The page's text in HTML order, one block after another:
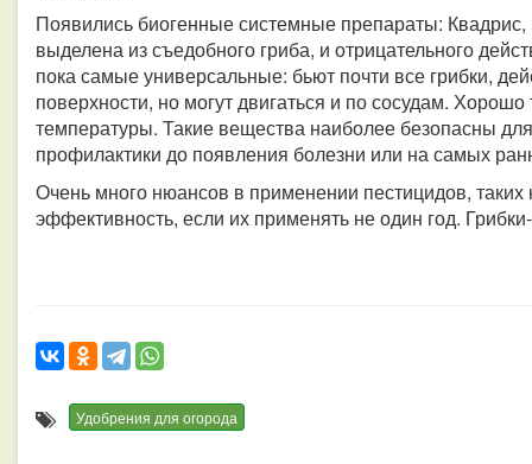
Появились биогенные системные препараты:
выделена из съедобного гриба, и отрицательного
пока самые универсальные: бьют почти все грибки,
поверхности, но могут двигаться и по сосудам. Хорошо
температуры. Такие вещества наиболее безопасны
профилактики до появления болезни или на самых
Очень много нюансов в применении пестицидов,
эффективность, если их применять не один год.
Удобрения для огорода